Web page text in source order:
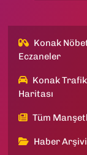
Konak
Eczaneler
Konak
Haritası
Tüm
Haber Arşivi